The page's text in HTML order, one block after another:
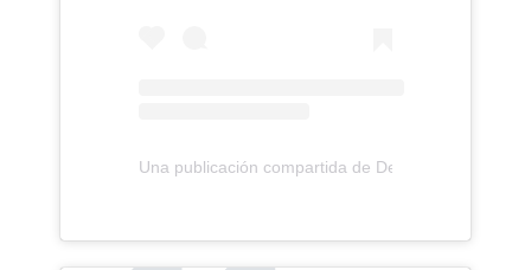
Una publicación compartida de Demi Lovato